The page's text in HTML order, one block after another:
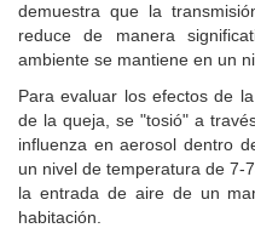
demuestra que la
reduce de manera
ambiente se mantiene en un
Para evaluar los efectos de
de la queja, se "tosió" a
influenza en aerosol dentro
un nivel de temperatura de 7-
la entrada de aire de un
habitación.